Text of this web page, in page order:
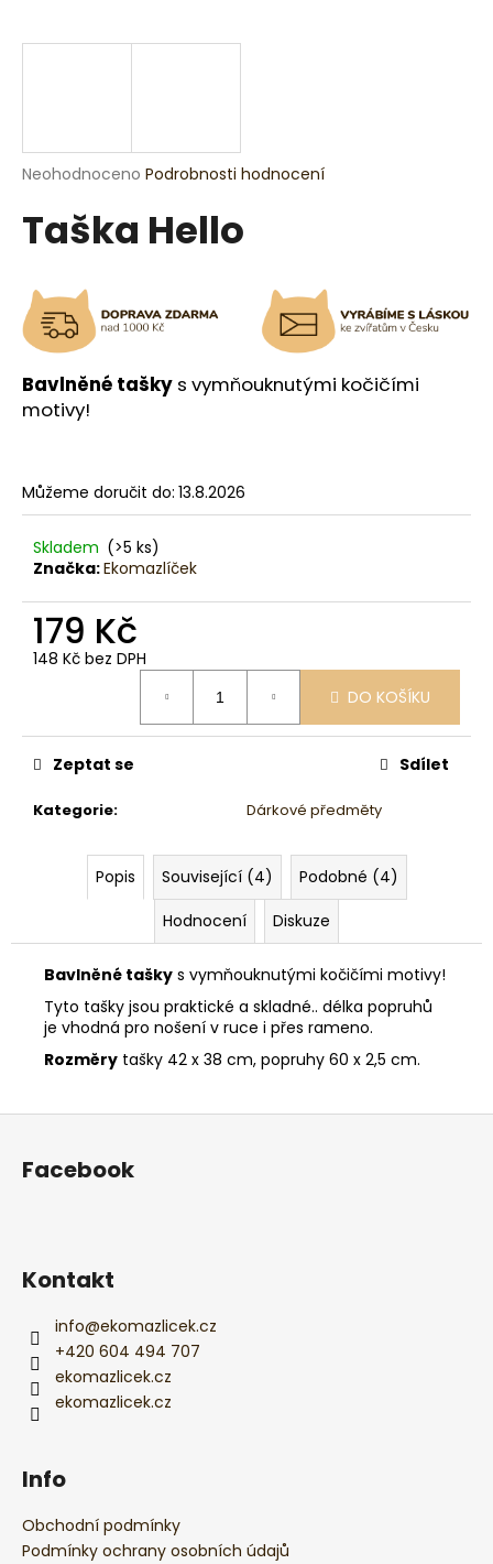
Průměrné
produktu
hvězdiček.
Neohodnoceno Podrobnosti hodnocení
Taška Hello
Bavlněné tašky s vymňouknutými kočičími
motivy!
Můžeme doručit do: 13.8.2026
Skladem (>5 ks)
Značka:Ekomazlíček
179 Kč
148 Kč bez DPH
DO KOŠÍKU
Kategorie: Dárkové předměty
Zeptat se Sdílet
Popis Související (4)
Podobné (4)
Hodnocení
Diskuze
Bavlněné tašky s vymňouknutými kočičími motivy!
Tyto tašky jsou praktické a skladné.. délka popruhů
je vhodná pro nošení v ruce i přes rameno.
Rozměry tašky 42 x 38 cm, popruhy 60 x 2,5 cm.
j
?
D
o
p
o
č
u
e
m
e
Z
Facebook
Kontakt
info@ekomazlicek.cz
+420 604 494 707
ekomazlicek.cz
ekomazlicek.cz
Info
Obchodní podmínky
Podmínky ochrany osobních údajů